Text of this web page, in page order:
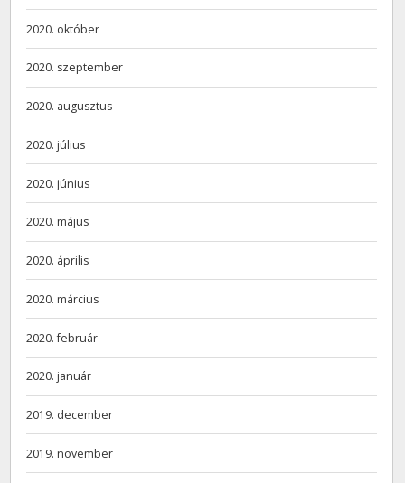
2020. október
2020. szeptember
2020. augusztus
2020. július
2020. június
2020. május
2020. április
2020. március
2020. február
2020. január
2019. december
2019. november